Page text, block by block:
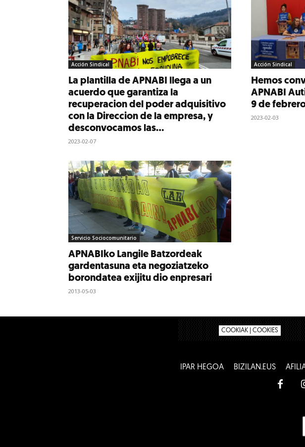
Acción Sindical
La plantilla de APNABI llega a un
acuerdo que garantiza la
recuperacion del poder adquisitivo
con la Direccion de la empresa, y
desconvocamos las...
2023-02-07
Acción Sindical
Hemos
APNABI
9 de
2023-02-03
Servicio Sociocomunitario
APNABIko Langile Batzordeak
gardentasuna eta negoziatzeko
borondatea exijitu dio enpresari
2013-05-03
COOKIAK | COOKIES
IPAR HEGOA BIZILAN.EUS